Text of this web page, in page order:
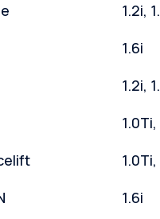
1.2i,
1.6i
1.2i,
1.0Ti,
1.6i